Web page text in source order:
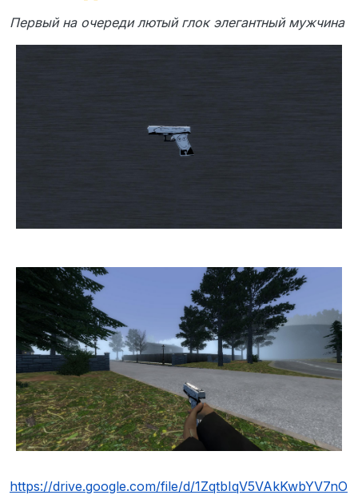
Первый на очереди лютый глок элегантный мужчина
https://drive.google.com/file/d/1ZqtbIqV5VAkKwbYV7nO